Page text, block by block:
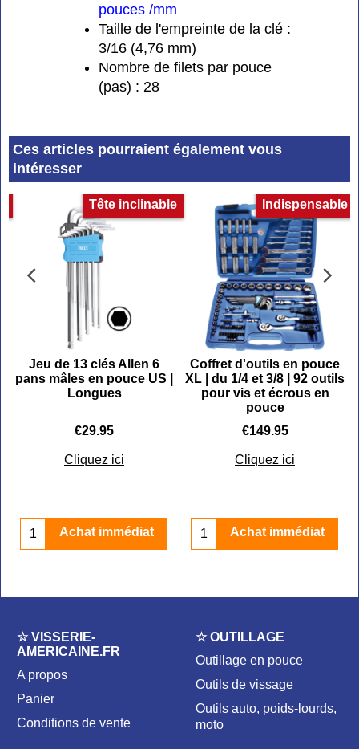
pouces /mm
Taille de l'empreinte de la clé :
3/16 (4,76 mm)
Nombre de filets par pouce
(pas) : 28
Ces articles pourraient également vous
intéresser
Tête inclinable
Jeu de 13 clés Allen 6
pans mâles en pouce US |
Longues
€29.95
Cliquez ici
Achat immédiat
Indispensable
Coffret d'outils en pouce
XL | du 1/4 et 3/8 | 92 outils
pour vis et écrous en
pouce
€149.95
Cliquez ici
Achat immédiat
☆ VISSERIE-
AMERICAINE.FR
A propos
Panier
Conditions de vente
☆ OUTILLAGE
Outillage en pouce
Outils de vissage
Outils auto, poids-lourds,
moto